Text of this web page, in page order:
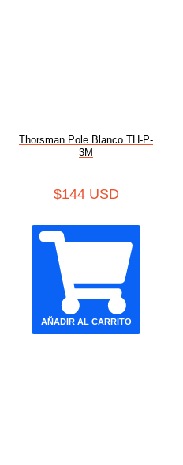
Thorsman Pole Blanco TH-P-
3M
$144 USD
AÑADIR AL CARRITO